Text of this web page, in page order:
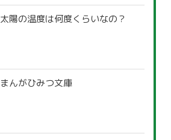
太陽の温度は何度くらいなの？
まんがひみつ文庫